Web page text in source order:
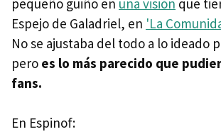
pequeño guiño en una visión que
Espejo de Galadriel, en 'La
No se ajustaba del todo a lo ideado
pero es lo más parecido que
fans.
En Espinof: